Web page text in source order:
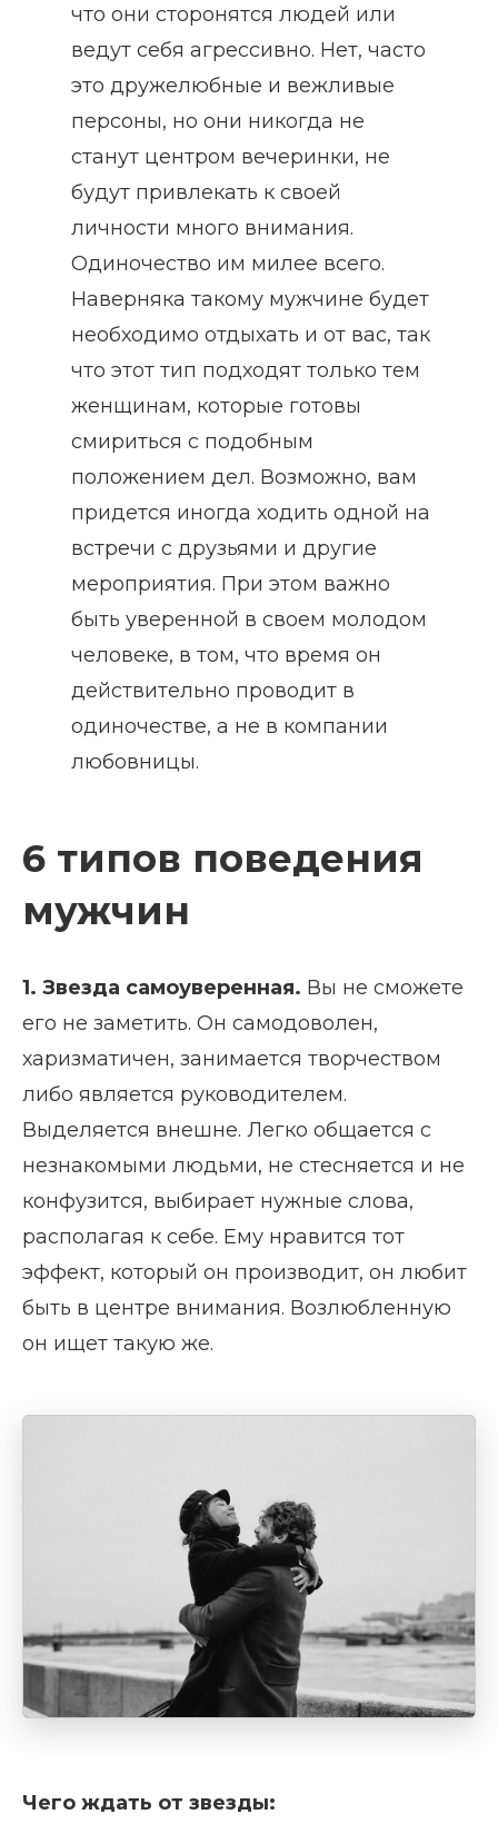
что они сторонятся людей или
ведут себя агрессивно. Нет, часто
это дружелюбные и вежливые
персоны, но они никогда не
станут центром вечеринки, не
будут привлекать к своей
личности много внимания.
Одиночество им милее всего.
Наверняка такому мужчине будет
необходимо отдыхать и от вас, так
что этот тип подходят только тем
женщинам, которые готовы
смириться с подобным
положением дел. Возможно, вам
придется иногда ходить одной на
встречи с друзьями и другие
мероприятия. При этом важно
быть уверенной в своем молодом
человеке, в том, что время он
действительно проводит в
одиночестве, а не в компании
любовницы.
6 типов поведения
мужчин
1. Звезда самоуверенная. Вы не сможете
его не заметить. Он самодоволен,
харизматичен, занимается творчеством
либо является руководителем.
Выделяется внешне. Легко общается с
незнакомыми людьми, не стесняется и не
конфузится, выбирает нужные слова,
располагая к себе. Ему нравится тот
эффект, который он производит, он любит
быть в центре внимания. Возлюбленную
он ищет такую же.
Чего ждать от звезды: